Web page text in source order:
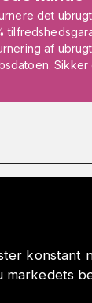
det
af
konstant
markedets